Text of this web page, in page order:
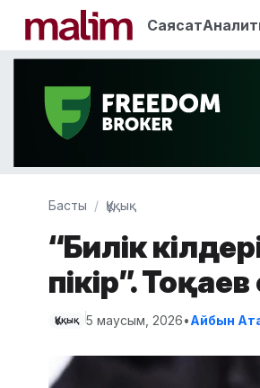
Саясат
Басты Құқық
“Билік
пікір”.
Құқық 5 маусым, 2026•Айбын